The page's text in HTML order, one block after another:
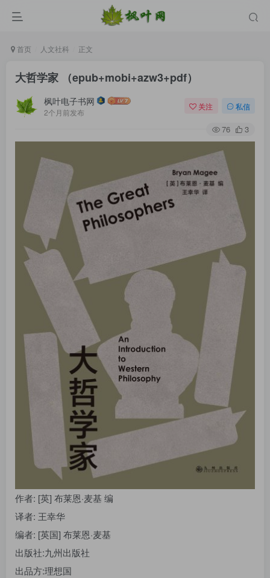
首页 人文社科 正文
大哲学家 （epub+mobi+azw3+pdf）
枫叶电子书网
2个月前发布
关注 私信
76 3
作者: [英] 布莱恩·麦基 编
译者: 王幸华
编者: [英国] 布莱恩·麦基
出版社:九州出版社
出品方:理想国
登录
没有账号？立即注册
用户名/手机号/邮箱
登录密码
记住登录 找回密码 免密登录
登录
社交账号登录